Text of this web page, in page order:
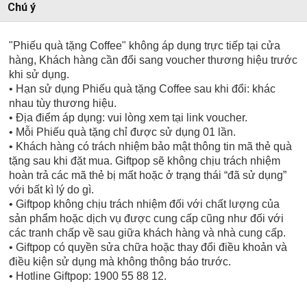
Chú ý
"Phiếu quà tặng Coffee" không áp dụng trực tiếp tại cửa
hàng, Khách hàng cần đổi sang voucher thương hiệu trước
khi sử dụng.
• Hạn sử dụng Phiếu quà tặng Coffee sau khi đổi: khác
nhau tùy thương hiệu.
• Địa điểm áp dụng: vui lòng xem tại link voucher.
• Mỗi Phiếu quà tặng chỉ được sử dụng 01 lần.
• Khách hàng có trách nhiệm bảo mật thông tin mã thẻ quà
tặng sau khi đặt mua. Giftpop sẽ không chịu trách nhiệm
hoàn trả các mã thẻ bị mất hoặc ở trạng thái “đã sử dụng”
với bất kì lý do gì.
• Giftpop không chịu trách nhiệm đối với chất lượng của
sản phẩm hoặc dịch vụ được cung cấp cũng như đối với
các tranh chấp về sau giữa khách hàng và nhà cung cấp.
• Giftpop có quyền sửa chữa hoặc thay đổi điều khoản và
điều kiện sử dụng mà không thông báo trước.
• Hotline Giftpop: 1900 55 88 12.